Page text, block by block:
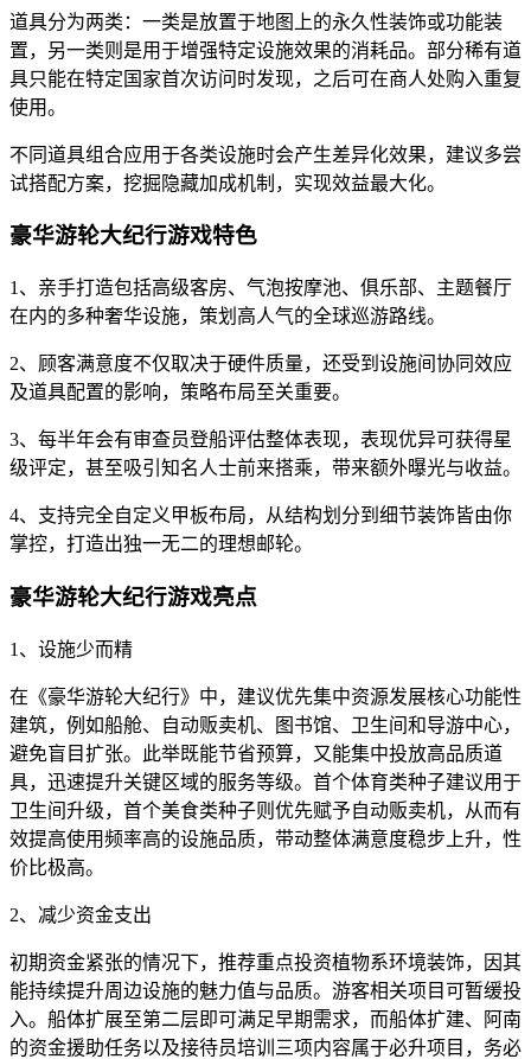
道具分为两类：一类是放置于地图上的永久性装饰或功能装
置，另一类则是用于增强特定设施效果的消耗品。部分稀有道
具只能在特定国家首次访问时发现，之后可在商人处购入重复
使用。
不同道具组合应用于各类设施时会产生差异化效果，建议多尝
试搭配方案，挖掘隐藏加成机制，实现效益最大化。
豪华游轮大纪行游戏特色
1、亲手打造包括高级客房、气泡按摩池、俱乐部、主题餐厅
在内的多种奢华设施，策划高人气的全球巡游路线。
2、顾客满意度不仅取决于硬件质量，还受到设施间协同效应
及道具配置的影响，策略布局至关重要。
3、每半年会有审查员登船评估整体表现，表现优异可获得星
级评定，甚至吸引知名人士前来搭乘，带来额外曝光与收益。
4、支持完全自定义甲板布局，从结构划分到细节装饰皆由你
掌控，打造出独一无二的理想邮轮。
豪华游轮大纪行游戏亮点
1、设施少而精
在《豪华游轮大纪行》中，建议优先集中资源发展核心功能性
建筑，例如船舱、自动贩卖机、图书馆、卫生间和导游中心，
避免盲目扩张。此举既能节省预算，又能集中投放高品质道
具，迅速提升关键区域的服务等级。首个体育类种子建议用于
卫生间升级，首个美食类种子则优先赋予自动贩卖机，从而有
效提高使用频率高的设施品质，带动整体满意度稳步上升，性
价比极高。
2、减少资金支出
初期资金紧张的情况下，推荐重点投资植物系环境装饰，因其
能持续提升周边设施的魅力值与品质。游客相关项目可暂缓投
入。船体扩展至第二层即可满足早期需求，而船体扩建、阿南
的资金援助任务以及接待员培训三项内容属于必升项目，务必